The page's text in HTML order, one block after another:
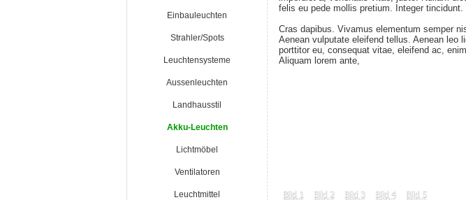
Einbauleuchten
Strahler/Spots
Leuchtensysteme
Aussenleuchten
Landhausstil
Akku-Leuchten
Lichtmöbel
Ventilatoren
Leuchtmittel
felis eu pede mollis pretium. Integer tincidunt.
Cras dapibus. Vivamus elementum semper
Aenean vulputate eleifend tellus. Aenean leo
porttitor eu, consequat vitae, eleifend ac,
Aliquam lorem ante,